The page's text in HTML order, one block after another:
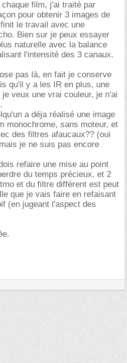
film, j'ai traité par
pour obtenir 3 images de
le travail avec une
Bien sur je peux essayer
naturelle avec la balance
l'intensité des 3 canaux.
pas là, en fait je conserve
qu'il y a les IR en plus, une
veux une vrai couleur, je n'ai
a déja réalisé une image
monochrome, sans moteur, et
des filtres afaucaux?? (oui
je ne suis pas encore
refaire une mise au point
du temps précieux, et 2
et du filtre différent est peut
que je vais faire en refaisant
(en jugeant l'aspect des